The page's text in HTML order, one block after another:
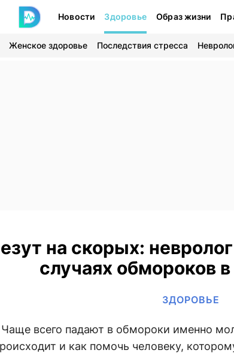
Новости Здоровье Образ жизни
Женское здоровье Последствия стресса
на скорых:
случаях обмороков
ЗДОРОВЬЕ
Чаще всего падают в обмороки именно
и как помочь человеку,